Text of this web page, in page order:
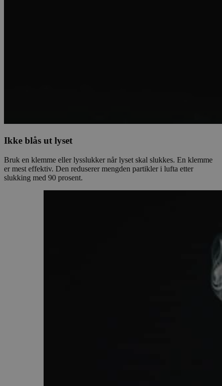
Ikke blås ut lyset
Bruk en klemme eller lysslukker når lyset skal slukkes. En klemme
er mest effektiv. Den reduserer mengden partikler i lufta etter
slukking med 90 prosent.